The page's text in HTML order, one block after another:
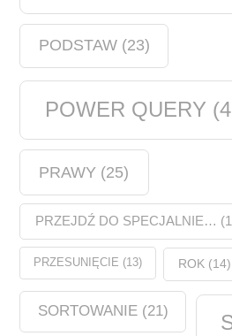
PODSTAW(23)
POWER QUERY
PRAWY (25)
PRZEJDŹ DO SPECJALNIE…
PRZESUNIĘCIE (13) ROK (14)
SORTOWANIE(21)